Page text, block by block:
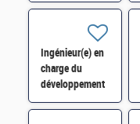
Ingénieur(e) en
charge du
développement
et de